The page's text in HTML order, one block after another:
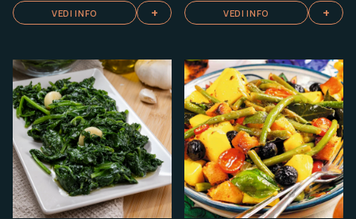
VEDI INFO + VEDI INFO +